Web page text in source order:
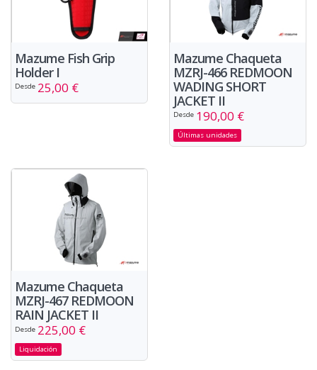
Mazume Fish Grip
Holder I
Desde 25,00 €
Mazume Chaqueta
MZRJ-466 REDMOON
WADING SHORT
JACKET II
Desde 190,00 €
Últimas unidades
Mazume Chaqueta
MZRJ-467 REDMOON
RAIN JACKET II
Desde 225,00 €
Liquidación